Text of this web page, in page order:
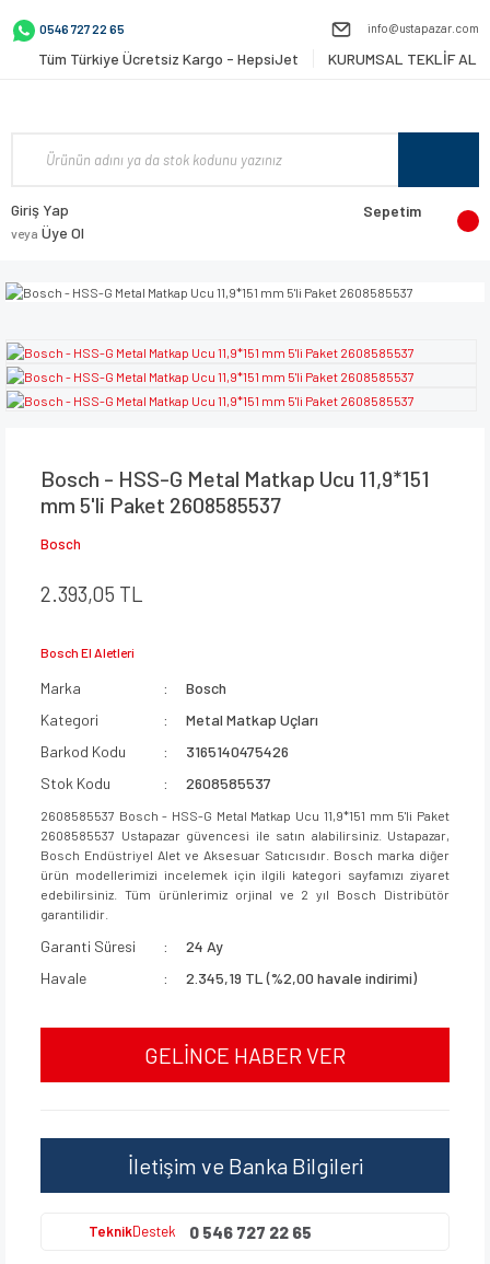
0546 727 22 65 info@ustapazar.com
Tüm Türkiye Ücretsiz Kargo - HepsiJet KURUMSAL TEKLİF AL
Giriş Yap
veya Üye Ol
Sepetim
Bosch - HSS-G Metal Matkap Ucu 11,9*151
mm 5'li Paket 2608585537
Bosch
2.393,05 TL
Bosch El Aletleri
Marka
Bosch
Kategori
Metal Matkap Uçları
Barkod Kodu
3165140475426
Stok Kodu
2608585537
2608585537 Bosch - HSS-G Metal Matkap Ucu 11,9*151 mm 5'li Paket
2608585537 Ustapazar güvencesi ile satın alabilirsiniz. Ustapazar,
Bosch Endüstriyel Alet ve Aksesuar Satıcısıdır. Bosch marka diğer
ürün modellerimizi incelemek için ilgili kategori sayfamızı ziyaret
edebilirsiniz. Tüm ürünlerimiz orjinal ve 2 yıl Bosch Distribütör
garantilidir.
Garanti Süresi
24 Ay
Havale
2.345,19 TL (%2,00 havale indirimi)
GELİNCE HABER VER
İletişim ve Banka Bilgileri
TeknikDestek 0 546 727 22 65